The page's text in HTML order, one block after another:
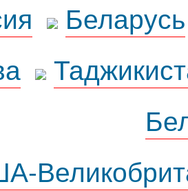
Беларусь